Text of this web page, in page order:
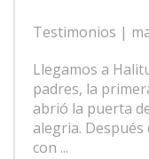
Testimonios |
Llegamos a
padres, la
abrió la puerta
alegria.
con ...